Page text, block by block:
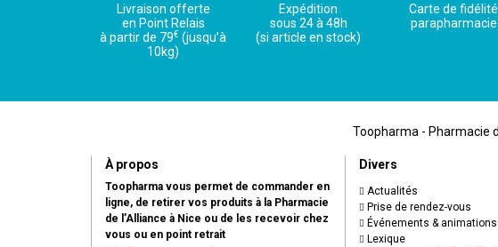
Livraison offerte
en Point Relais
à partir de 79€ (jusqu’à
10kg)
Expédition
sous 24 à 48h
(si article en stock)
Carte de fidélité
parapharmacie
Toopharma - Pharmacie
À propos
Toopharma vous permet de commander en
ligne, de retirer vos produits à la Pharmacie
de l’Alliance à Nice ou de les recevoir chez
vous ou en point retrait
Divers
Actualités
Prise de rendez-vous
Événements & animations
Lexique